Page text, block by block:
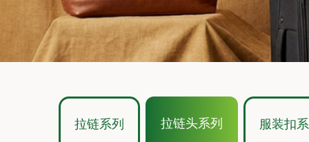
拉链系列 拉链头系列 服装扣